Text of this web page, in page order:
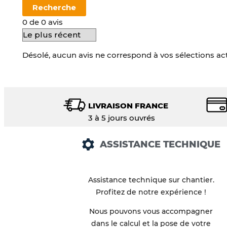
Recherche
0 de 0 avis
Désolé, aucun avis ne correspond à vos sélections
LIVRAISON FRANCE
3 à 5 jours ouvrés
ASSISTANCE TECHNIQUE
Assistance technique sur chantier.
Profitez de notre expérience !
Nous pouvons vous accompagner
dans le calcul et la pose de votre